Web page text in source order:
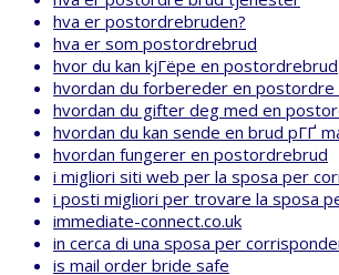
hva er postordrebruden?
hva er som postordrebrud
hvor du kan kjГёpe en postordrebrud
hvordan du forbereder en
hvordan du gifter deg med en
hvordan du kan sende en brud pГҐ
hvordan fungerer en postordrebrud
i migliori siti web per la sposa per
i posti migliori per trovare la sposa
immediate-connect.co.uk
in cerca di una sposa per
is mail order bride safe